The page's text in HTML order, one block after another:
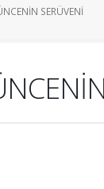
SERÜVENİ